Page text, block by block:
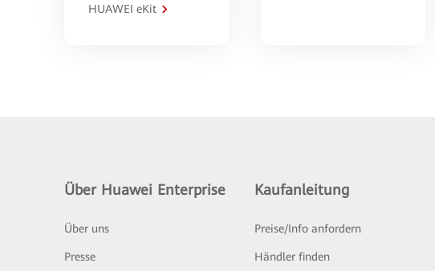
HUAWEI eKit
Über Huawei Enterprise
Über uns
Presse
Kaufanleitung
Preise/Info anfordern
Händler finden